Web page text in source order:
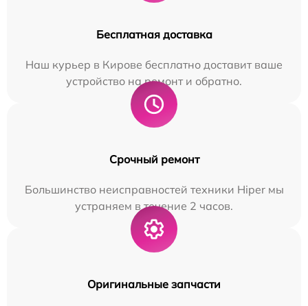
Бесплатная доставка
Наш курьер в Кирове бесплатно доставит ваше
устройство на ремонт и обратно.
Срочный ремонт
Большинство неисправностей техники Hiper мы
устраняем в течение 2 часов.
Оригинальные запчасти